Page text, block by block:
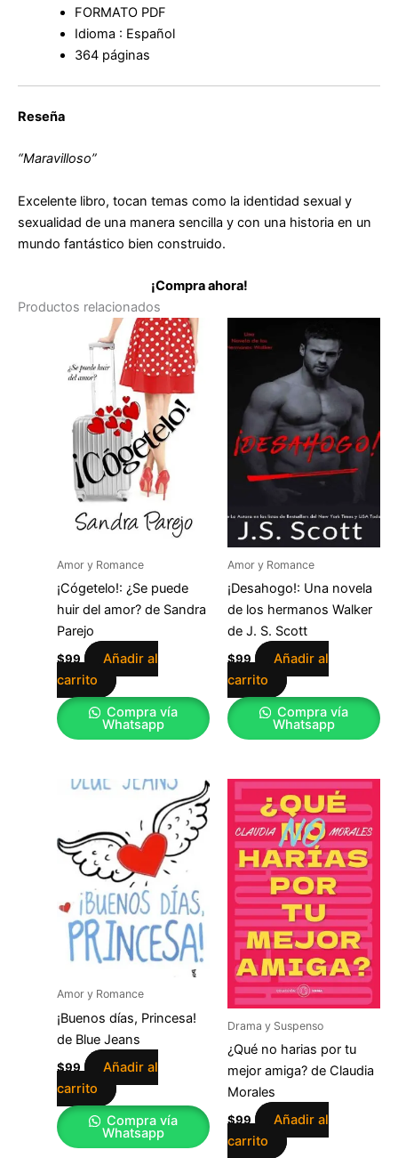
FORMATO PDF
Idioma : Español
364 páginas
Reseña
“Maravilloso”
Excelente libro, tocan temas como la identidad sexual y
sexualidad de una manera sencilla y con una historia en un
mundo fantástico bien construido.
¡Compra ahora!
Productos relacionados
Amor y Romance
¡Cógetelo!: ¿Se puede
huir del amor? de Sandra
Parejo
$99
Añadir al
carrito
Compra vía
Whatsapp
Amor y Romance
¡Desahogo!: Una novela
de los hermanos Walker
de J. S. Scott
$99
Añadir al
carrito
Compra vía
Whatsapp
Amor y Romance
¡Buenos días, Princesa!
de Blue Jeans
$99
Añadir al
carrito
Compra vía
Whatsapp
Drama y Suspenso
¿Qué no harias por tu
mejor amiga? de Claudia
Morales
$99
Añadir al
carrito